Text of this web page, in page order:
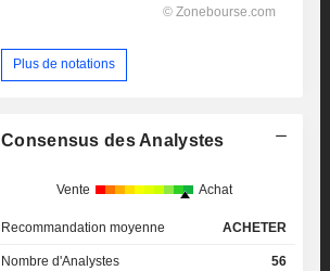
Plus de notations
Consensus des Analystes
Vente Achat
Recommandation moyenne ACHETER
Nombre d'Analystes 56